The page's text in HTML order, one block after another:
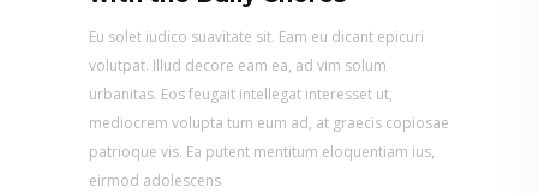
Eu solet iudico suavitate sit. Eam eu dicant epicuri
volutpat. Illud decore eam ea, ad vim solum
urbanitas. Eos feugait intellegat interesset ut,
mediocrem volupta tum eum ad, at graecis copiosae
patrioque vis. Ea putent mentitum eloquentiam ius,
eirmod adolescens